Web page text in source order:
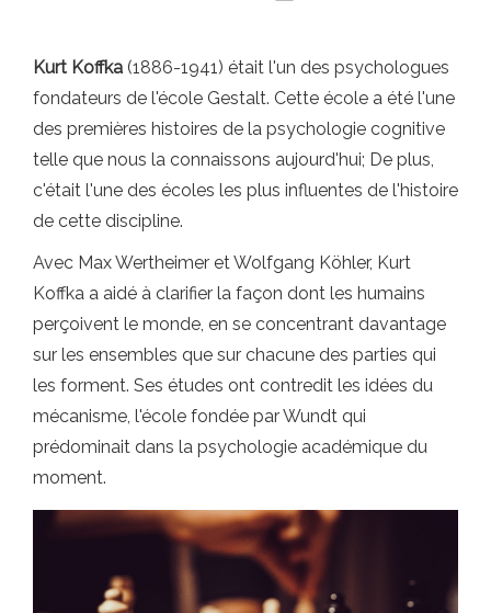
Kurt Koffka (1886-1941) était l'un des psychologues
fondateurs de l'école Gestalt. Cette école a été l'une
des premières histoires de la psychologie cognitive
telle que nous la connaissons aujourd'hui; De plus,
c'était l'une des écoles les plus influentes de l'histoire
de cette discipline.
Avec Max Wertheimer et Wolfgang Köhler, Kurt
Koffka a aidé à clarifier la façon dont les humains
perçoivent le monde, en se concentrant davantage
sur les ensembles que sur chacune des parties qui
les forment. Ses études ont contredit les idées du
mécanisme, l'école fondée par Wundt qui
prédominait dans la psychologie académique du
moment.